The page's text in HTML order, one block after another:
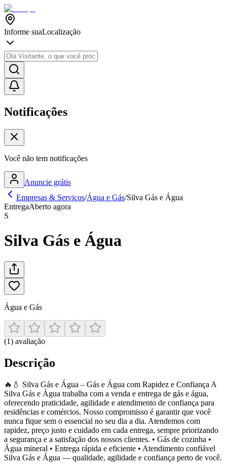
Informe suaLocalização
Notificações
Você não tem notificações
Anuncie grátis
Empresas & Serviços/Água e Gás/Silva Gás e Água
EntregaAberto agora
S
Silva Gás e Água
Água e Gás
(1) avaliação
Descrição
🔥💧 Silva Gás e Água – Gás e Água com Rapidez e Confiança A
Silva Gás e Água trabalha com a venda e entrega de gás e água,
oferecendo praticidade, agilidade e atendimento de confiança para
residências e comércios. Nosso compromisso é garantir que você
nunca fique sem o essencial no seu dia a dia. Atendemos com
rapidez, preço justo e cuidado em cada entrega, sempre priorizando
a segurança e a satisfação dos nossos clientes. • Gás de cozinha •
Água mineral • Entrega rápida e eficiente • Atendimento confiável
Silva Gás e Água — qualidade, agilidade e confiança perto de você.